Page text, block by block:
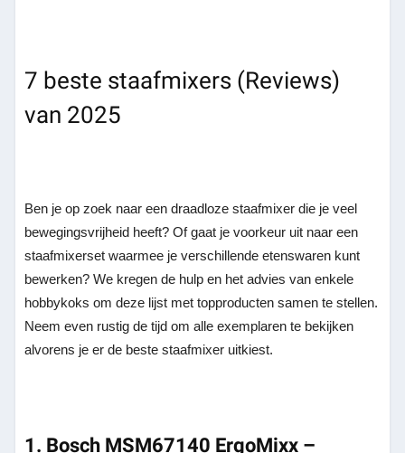
7 beste staafmixers (Reviews)
van 2025
Ben je op zoek naar een draadloze staafmixer die je veel
bewegingsvrijheid heeft? Of gaat je voorkeur uit naar een
staafmixerset waarmee je verschillende etenswaren kunt
bewerken? We kregen de hulp en het advies van enkele
hobbykoks om deze lijst met topproducten samen te stellen.
Neem even rustig de tijd om alle exemplaren te bekijken
alvorens je er de beste staafmixer uitkiest.
1. Bosch MSM67140 ErgoMixx –